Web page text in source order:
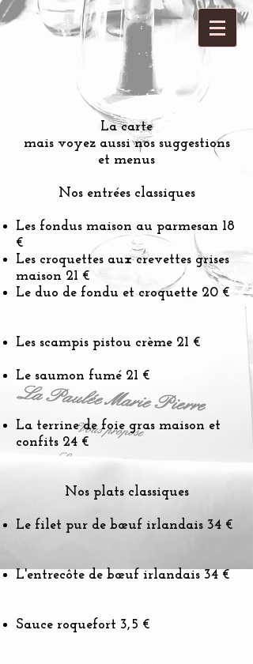
La carte
mais voyez aussi nos suggestions
et menus
Nos entrées classiques
Les fondus maison au parmesan 18
€
Les croquettes aux crevettes grises
maison 21 €
Le duo de fondu et croquette 20 €
Les scampis pistou crème 21 €
Le saumon fumé 21 €
La terrine de foie gras maison et
confits 24 €
Nos plats classiques
Le filet pur de bœuf irlandais 34 €
L'entrecôte de bœuf irlandais 34 €
Sauce roquefort 3,5 €